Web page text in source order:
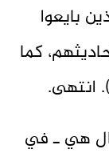
بايعوا
كما
انتهى.
هي ـ في